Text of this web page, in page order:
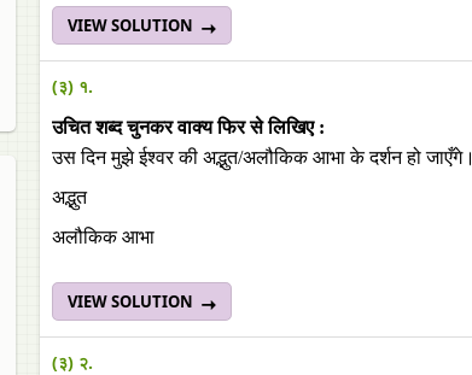
VIEW SOLUTION
(३) १.
उचित शब्‍द चुनकर वाक्‍य फिर से लिखिए :
उस दिन मुझे ईश्वर की अद्भुत/अलौकिक आभा के दर्शन हो जाएँगे।
अद्भुत
अलौकिक आभा
VIEW SOLUTION
(३) २.